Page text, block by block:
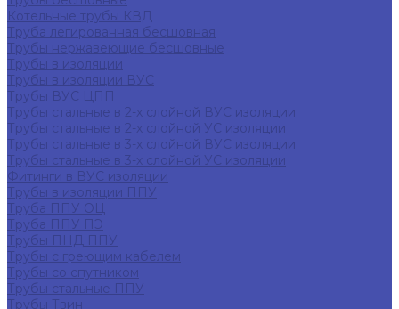
Котельные трубы КВД
Труба легированная бесшовная
Трубы нержавеющие бесшовные
Трубы в изоляции
Трубы в изоляции ВУС
Трубы ВУС ЦПП
Трубы стальные в 2-х слойной ВУС изоляции
Трубы стальные в 2-х слойной УС изоляции
Трубы стальные в 3-х слойной ВУС изоляции
Трубы стальные в 3-х слойной УС изоляции
Фитинги в ВУС изоляции
Трубы в изоляции ППУ
Труба ППУ ОЦ
Труба ППУ ПЭ
Трубы ПНД ППУ
Трубы с греющим кабелем
Трубы со спутником
Трубы стальные ППУ
Трубы Твин